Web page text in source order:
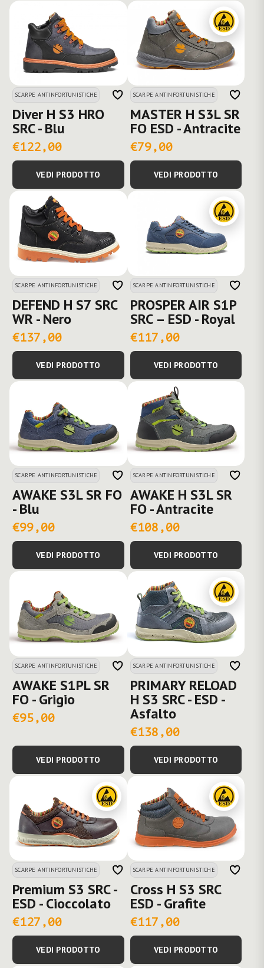
SCARPE ANTINFORTUNISTICHE
Diver H S3 HRO
SRC - Blu
€122,00
VEDI PRODOTTO
SCARPE ANTINFORTUNISTICHE
MASTER H S3L SR
FO ESD - Antracite
€79,00
VEDI PRODOTTO
SCARPE ANTINFORTUNISTICHE
DEFEND H S7 SRC
WR - Nero
€137,00
VEDI PRODOTTO
SCARPE ANTINFORTUNISTICHE
PROSPER AIR S1P
SRC – ESD - Royal
€117,00
VEDI PRODOTTO
SCARPE ANTINFORTUNISTICHE
AWAKE S3L SR FO
- Blu
€99,00
VEDI PRODOTTO
SCARPE ANTINFORTUNISTICHE
AWAKE H S3L SR
FO - Antracite
€108,00
VEDI PRODOTTO
SCARPE ANTINFORTUNISTICHE
AWAKE S1PL SR
FO - Grigio
€95,00
VEDI PRODOTTO
SCARPE ANTINFORTUNISTICHE
PRIMARY RELOAD
H S3 SRC - ESD -
Asfalto
€138,00
VEDI PRODOTTO
SCARPE ANTINFORTUNISTICHE
Premium S3 SRC -
ESD - Cioccolato
€127,00
VEDI PRODOTTO
SCARPE ANTINFORTUNISTICHE
Cross H S3 SRC
ESD - Grafite
€117,00
VEDI PRODOTTO